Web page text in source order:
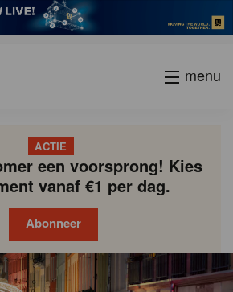
menu
ACTIE
een voorsprong! Kies
vanaf €1 per dag.
Abonneer